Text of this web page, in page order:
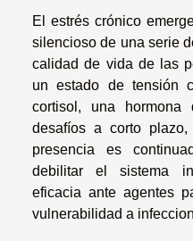
El estrés crónico
silencioso de una serie
calidad de vida de las
un estado de tensión
cortisol, una
desafíos a corto
presencia es
debilitar el sistema
eficacia ante agentes
vulnerabilidad a